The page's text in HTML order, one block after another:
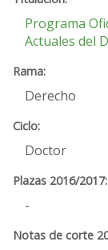
Programa
Actuales del
Derecho
Doctor
-